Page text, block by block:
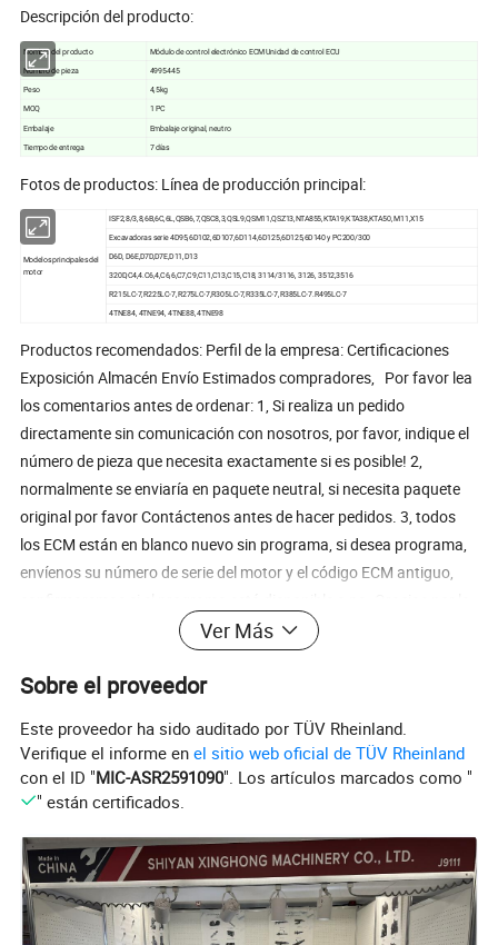
Descripción del producto:
Nombre del producto Módulo de control electrónico ECM Unidad de control ECU
Número de pieza
4995445
Peso
4,5kg
MOQ
1 PC
Embalaje Embalaje original, neutro
Tiempo de entrega 7 días
Fotos de productos: Línea de producción principal:
Modelos principales del
motor
ISF2,8/3,8,6B,6C,6L,QSB6,7,QSC8,3,QSL9,QSM11,QSZ13,NTA855,KTA19,KTA38,KTA50, M11,X15
Excavadoras serie 4D95,6D102,6D107,6D114,6D125,6D125,6D140 y PC200/300
D6D, D6E,D7D,D7E,D11,D13
320D,C4,4.C6,4,C6,6,C7,C9,C11,C13,C15,C18, 3114/3116, 3126, 3512,3516
R215LC-7,R225LC-7,R275LC-7,R305LC-7,R335LC-7,R385LC-7.R495LC-7
4TNE84, 4TNE94, 4TNE88, 4TNE98
Productos recomendados: Perfil de la empresa: Certificaciones
Exposición Almacén Envío Estimados compradores, Por favor lea
los comentarios antes de ordenar: 1, Si realiza un pedido
directamente sin comunicación con nosotros, por favor, indique el
número de pieza que necesita exactamente si es posible! 2,
normalmente se enviaría en paquete neutral, si necesita paquete
original por favor Contáctenos antes de hacer pedidos. 3, todos
los ECM están en blanco nuevo sin programa, si desea programa,
envíenos su número de serie del motor y el código ECM antiguo,
Ver Más
Sobre el proveedor
Este proveedor ha sido auditado por TÜV Rheinland.
Verifique el informe enel sitio web oficial de TÜV Rheinland
con el ID "MIC-ASR2591090". Los artículos marcados como "
" están certificados.